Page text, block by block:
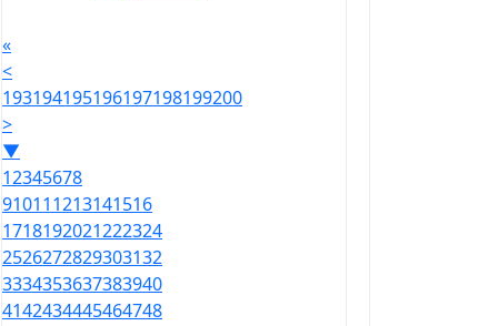
«
<
193194195196197198199200
>
▼
12345678
910111213141516
1718192021222324
2526272829303132
3334353637383940
4142434445464748